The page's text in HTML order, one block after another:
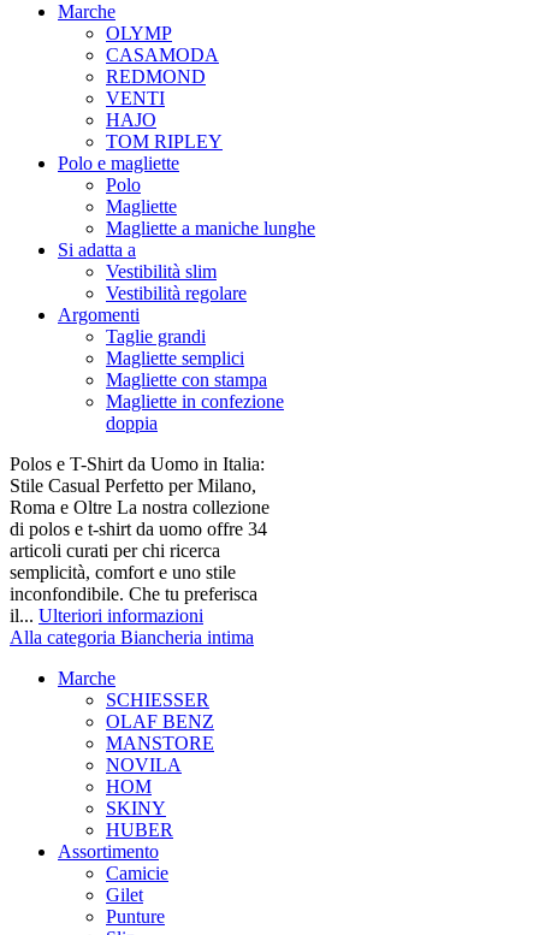
Marche
OLYMP
CASAMODA
REDMOND
VENTI
HAJO
TOM RIPLEY
Polo e magliette
Polo
Magliette
Magliette a maniche lunghe
Si adatta a
Vestibilità slim
Vestibilità regolare
Argomenti
Taglie grandi
Magliette semplici
Magliette con stampa
Magliette in confezione
doppia
Polos e T-Shirt da Uomo in Italia:
Stile Casual Perfetto per Milano,
Roma e Oltre La nostra collezione
di polos e t-shirt da uomo offre 34
articoli curati per chi ricerca
semplicità, comfort e uno stile
inconfondibile. Che tu preferisca
il... Ulteriori informazioni
Alla categoria Biancheria intima
Marche
SCHIESSER
OLAF BENZ
MANSTORE
NOVILA
HOM
SKINY
HUBER
Assortimento
Camicie
Gilet
Punture